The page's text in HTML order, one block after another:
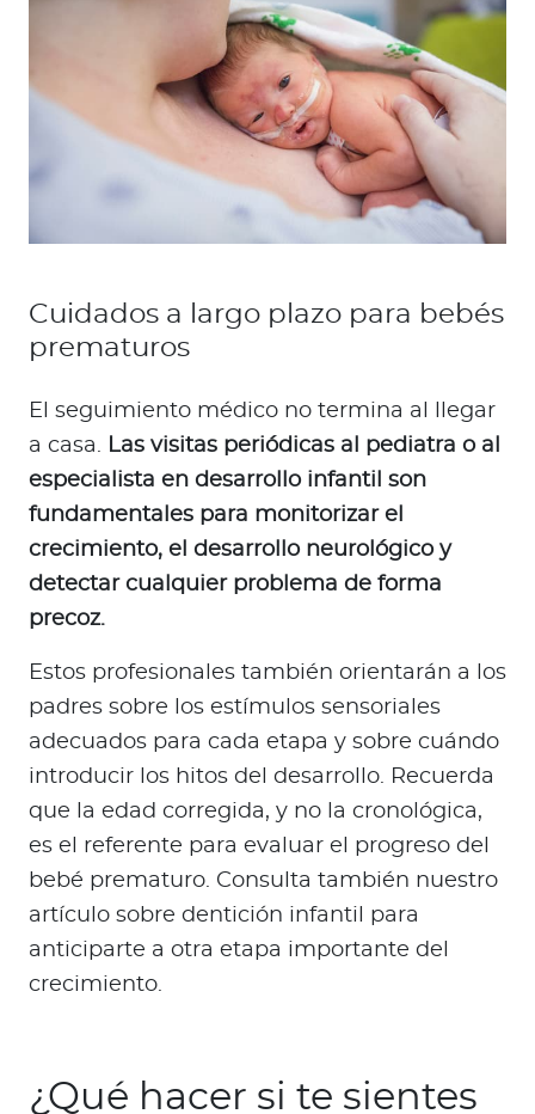
Cuidados a largo plazo para bebés
prematuros
El seguimiento médico no termina al llegar
a casa. Las visitas periódicas al pediatra o al
especialista en desarrollo infantil son
fundamentales para monitorizar el
crecimiento, el desarrollo neurológico y
detectar cualquier problema de forma
precoz.
Estos profesionales también orientarán a los
padres sobre los estímulos sensoriales
adecuados para cada etapa y sobre cuándo
introducir los hitos del desarrollo. Recuerda
que la edad corregida, y no la cronológica,
es el referente para evaluar el progreso del
bebé prematuro. Consulta también nuestro
artículo sobre dentición infantil para
anticiparte a otra etapa importante del
crecimiento.
¿Qué hacer si te sientes